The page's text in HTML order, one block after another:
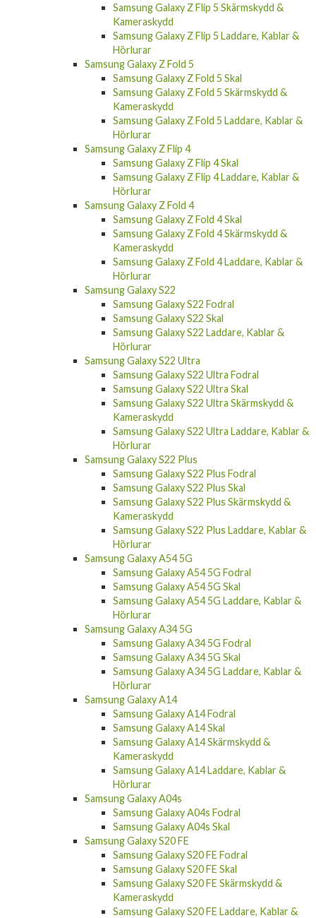
Samsung Galaxy Z Flip 5 Skärmskydd &
Kameraskydd
Samsung Galaxy Z Flip 5 Laddare, Kablar &
Hörlurar
Samsung Galaxy Z Fold 5
Samsung Galaxy Z Fold 5 Skal
Samsung Galaxy Z Fold 5 Skärmskydd &
Kameraskydd
Samsung Galaxy Z Fold 5 Laddare, Kablar &
Hörlurar
Samsung Galaxy Z Flip 4
Samsung Galaxy Z Flip 4 Skal
Samsung Galaxy Z Flip 4 Laddare, Kablar &
Hörlurar
Samsung Galaxy Z Fold 4
Samsung Galaxy Z Fold 4 Skal
Samsung Galaxy Z Fold 4 Skärmskydd &
Kameraskydd
Samsung Galaxy Z Fold 4 Laddare, Kablar &
Hörlurar
Samsung Galaxy S22
Samsung Galaxy S22 Fodral
Samsung Galaxy S22 Skal
Samsung Galaxy S22 Laddare, Kablar &
Hörlurar
Samsung Galaxy S22 Ultra
Samsung Galaxy S22 Ultra Fodral
Samsung Galaxy S22 Ultra Skal
Samsung Galaxy S22 Ultra Skärmskydd &
Kameraskydd
Samsung Galaxy S22 Ultra Laddare, Kablar &
Hörlurar
Samsung Galaxy S22 Plus
Samsung Galaxy S22 Plus Fodral
Samsung Galaxy S22 Plus Skal
Samsung Galaxy S22 Plus Skärmskydd &
Kameraskydd
Samsung Galaxy S22 Plus Laddare, Kablar &
Hörlurar
Samsung Galaxy A54 5G
Samsung Galaxy A54 5G Fodral
Samsung Galaxy A54 5G Skal
Samsung Galaxy A54 5G Laddare, Kablar &
Hörlurar
Samsung Galaxy A34 5G
Samsung Galaxy A34 5G Fodral
Samsung Galaxy A34 5G Skal
Samsung Galaxy A34 5G Laddare, Kablar &
Hörlurar
Samsung Galaxy A14
Samsung Galaxy A14 Fodral
Samsung Galaxy A14 Skal
Samsung Galaxy A14 Skärmskydd &
Kameraskydd
Samsung Galaxy A14 Laddare, Kablar &
Hörlurar
Samsung Galaxy A04s
Samsung Galaxy A04s Fodral
Samsung Galaxy A04s Skal
Samsung Galaxy S20 FE
Samsung Galaxy S20 FE Fodral
Samsung Galaxy S20 FE Skal
Samsung Galaxy S20 FE Skärmskydd &
Kameraskydd
Samsung Galaxy S20 FE Laddare, Kablar &